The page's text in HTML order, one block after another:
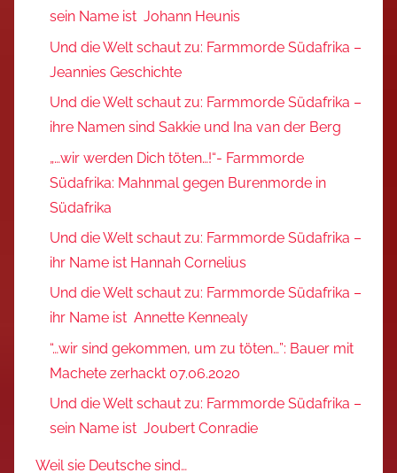
sein Name ist Johann Heunis
Und die Welt schaut zu: Farmmorde Südafrika –
Jeannies Geschichte
Und die Welt schaut zu: Farmmorde Südafrika –
ihre Namen sind Sakkie und Ina van der Berg
„…wir werden Dich töten…!“- Farmmorde
Südafrika: Mahnmal gegen Burenmorde in
Südafrika
Und die Welt schaut zu: Farmmorde Südafrika –
ihr Name ist Hannah Cornelius
Und die Welt schaut zu: Farmmorde Südafrika –
ihr Name ist Annette Kennealy
“…wir sind gekommen, um zu töten…”: Bauer mit
Machete zerhackt 07.06.2020
Und die Welt schaut zu: Farmmorde Südafrika –
sein Name ist Joubert Conradie
Weil sie Deutsche sind…